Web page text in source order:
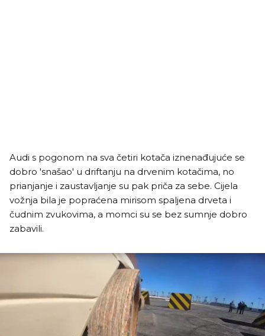
Audi s pogonom na sva četiri kotača iznenađujuće se
dobro 'snašao' u driftanju na drvenim kotačima, no
prianjanje i zaustavljanje su pak priča za sebe. Cijela
vožnja bila je popraćena mirisom spaljena drveta i
čudnim zvukovima, a momci su se bez sumnje dobro
zabavili.